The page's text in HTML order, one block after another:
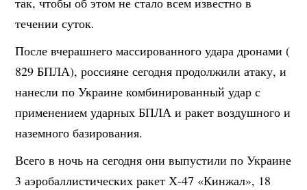
течении суток.
После вчерашнего массированного удара дронами (
829 БПЛА), россияне сегодня продолжили атаку, и
нанесли по Украине комбинированный удар с
применением ударных БПЛА и ракет воздушного и
наземного базирования.
Всего в ночь на сегодня они выпустили по Украине
3 аэробаллистических ракет Х-47 «Кинжал», 18